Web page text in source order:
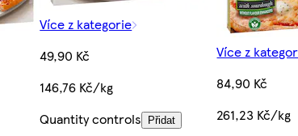
Více z kategorie
49,90 Kč
146,76 Kč/kg
Quantity controls
Přidat
Více z
84,90 Kč
261,23 Kč/kg